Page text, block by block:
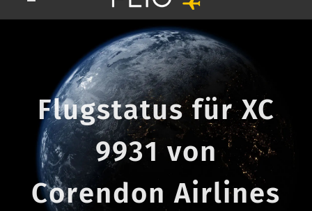
Flugstatus für XC
9931 von
Corendon Airlines